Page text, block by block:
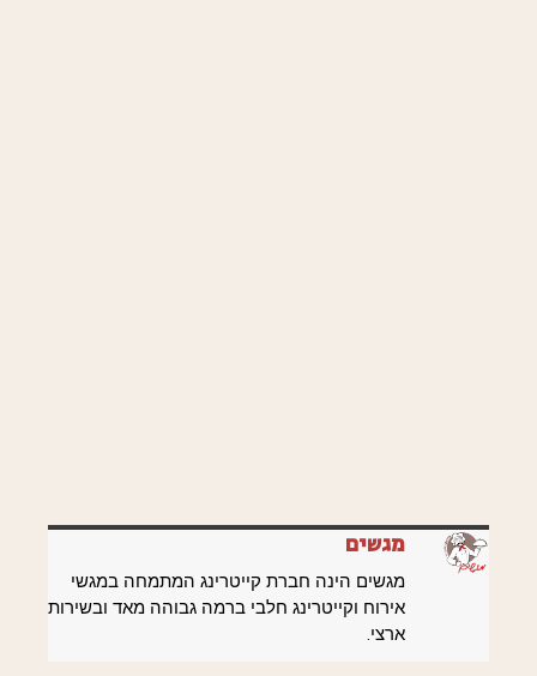
מגשים
מגשים הינה חברת קייטרינג המתמחה במגשי
אירוח וקייטרינג חלבי ברמה גבוהה מאד ובשירות
ארצי.